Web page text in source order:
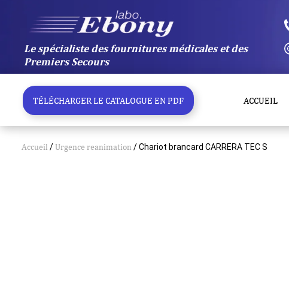
Le spécialiste des fournitures médicales et des
Premiers Secours
TÉLÉCHARGER LE CATALOGUE EN PDF ACCUEIL
Accueil /Urgence reanimation / Chariot brancard CARRERA TEC S